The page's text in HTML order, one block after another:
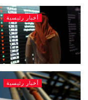
أخبار رئيسية
أخبار رئيسية